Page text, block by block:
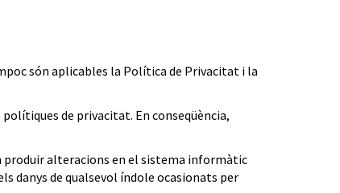
són aplicables la Política de Privacitat i la
polítiques de privacitat. En conseqüència,
produir alteracions en el sistema informàtic
danys de qualsevol índole ocasionats per